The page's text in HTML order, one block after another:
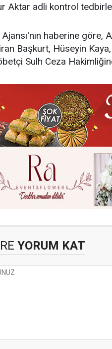
Aktar adli kontrol
haberine göre,
Başkurt, Hüseyin
Sulh Ceza
YORUM KAT